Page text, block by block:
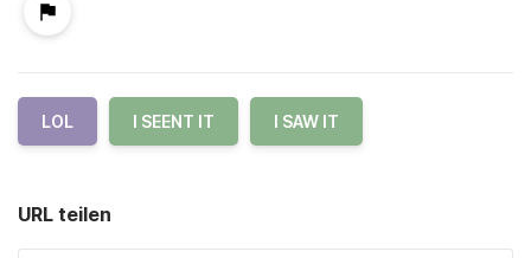
LOL I SEENT IT I SAW IT
URL teilen